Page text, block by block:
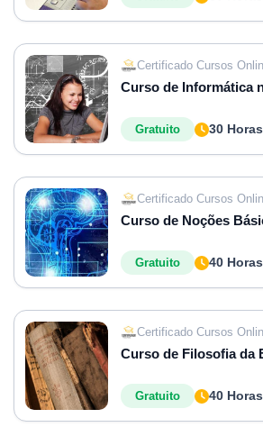
Certificado Cursos
Curso de Informática
30 Horas
Gratuito
Certificado Cursos
Curso de Noções
40 Horas
Gratuito
Certificado Cursos
Curso de Filosofia da
40 Horas
Gratuito